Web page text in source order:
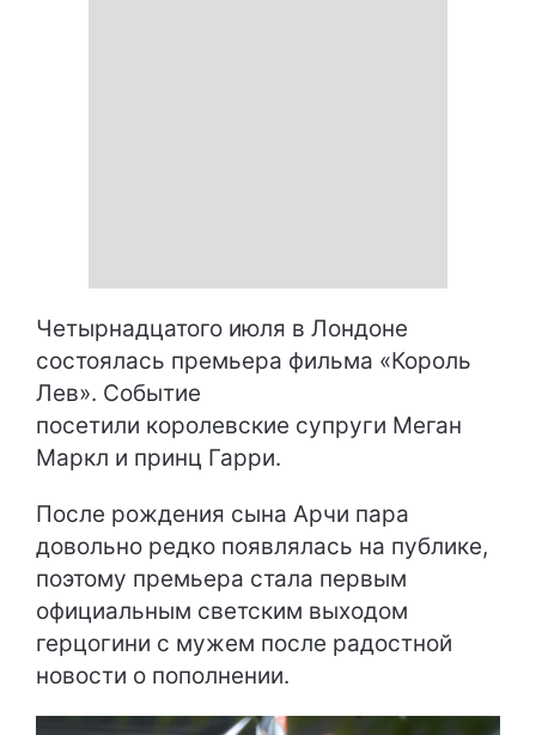
Четырнадцатого июля в Лондоне
состоялась премьера фильма «Король
Лев». Событие
посетили королевские супруги Меган
Маркл и принц Гарри.
После рождения сына Арчи пара
довольно редко появлялась на публике,
поэтому премьера стала первым
официальным светским выходом
герцогини с мужем после радостной
новости о пополнении.